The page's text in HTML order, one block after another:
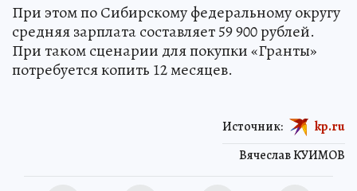
При этом по Сибирскому федеральному округу
средняя зарплата составляет 59 900 рублей.
При таком сценарии для покупки «Гранты»
потребуется копить 12 месяцев.
Вячеслав КУИМОВ
Источник: kp.ru